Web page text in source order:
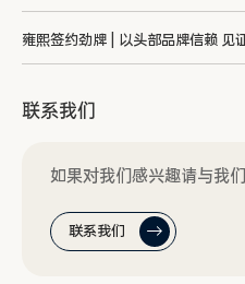
雍熙签约劲牌 | 以头部品牌信赖 见
联系我们
如果对我们感兴趣请与我们
联系我们